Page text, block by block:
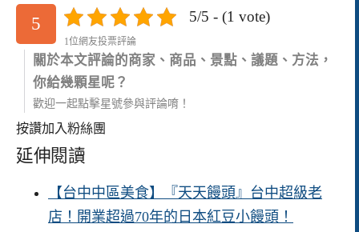
5 5/5 - (1 vote)
1位網友投票評論
關於本文評論的商家、商品、景點、議題、方法，
你給幾顆星呢？
歡迎一起點擊星號參與評論唷！
按讚加入粉絲團
延伸閱讀
【台中中區美食】『天天饅頭』台中超級老
店！開業超過70年的日本紅豆小饅頭！